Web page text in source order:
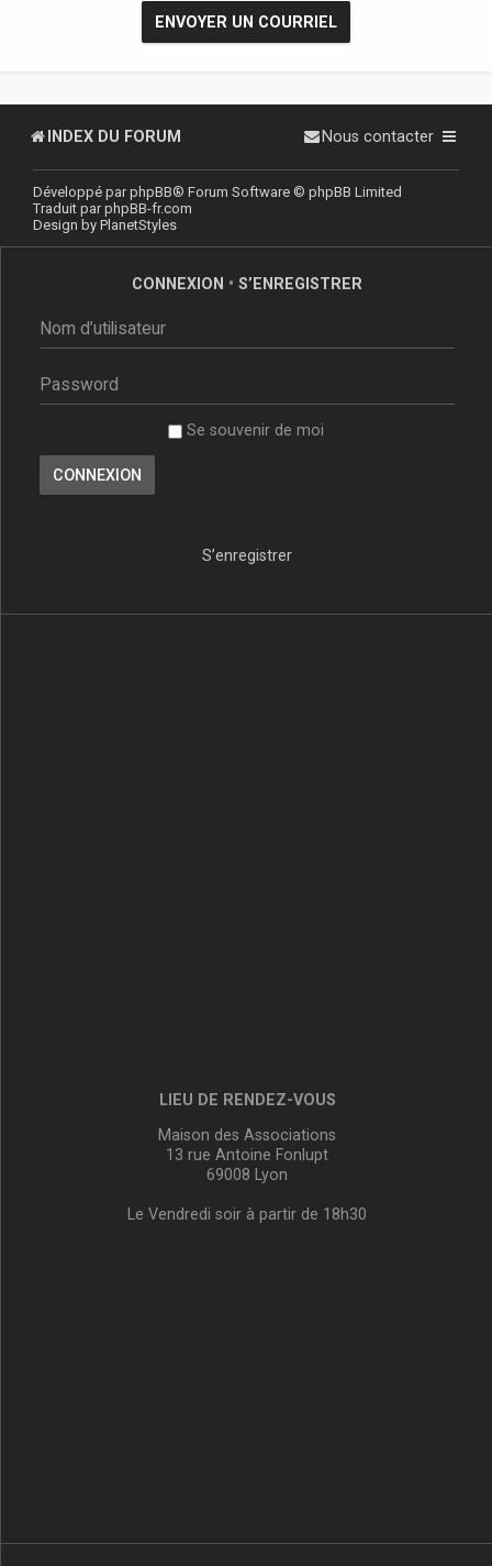
INDEX DU FORUM Nous contacter
Développé parphpBB® Forum Software © phpBB Limited
Traduit parphpBB-fr.com
Design by PlanetStyles
CONNEXION • S’ENREGISTRER
Se souvenir de moi
S’enregistrer
LIEU DE RENDEZ-VOUS
Maison des Associations
13 rue Antoine Fonlupt
69008 Lyon
Le Vendredi soir à partir de 18h30